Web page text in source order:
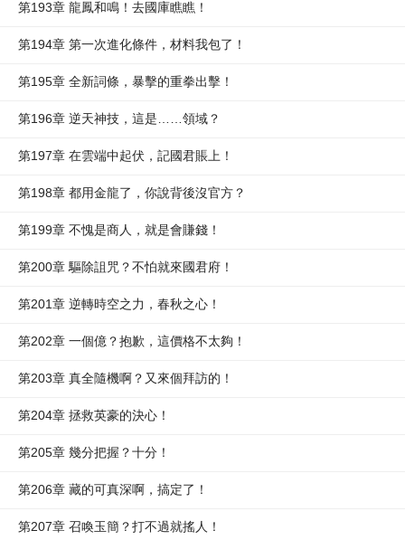
第193章 龍鳳和鳴！去國庫瞧瞧！
第194章 第一次進化條件，材料我包了！
第195章 全新詞條，暴擊的重拳出擊！
第196章 逆天神技，這是……領域？
第197章 在雲端中起伏，記國君賬上！
第198章 都用金龍了，你說背後沒官方？
第199章 不愧是商人，就是會賺錢！
第200章 驅除詛咒？不怕就來國君府！
第201章 逆轉時空之力，春秋之心！
第202章 一個億？抱歉，這價格不太夠！
第203章 真全隨機啊？又來個拜訪的！
第204章 拯救英豪的決心！
第205章 幾分把握？十分！
第206章 藏的可真深啊，搞定了！
第207章 召喚玉簡？打不過就搖人！